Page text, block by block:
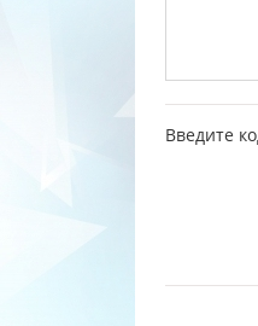
Введите